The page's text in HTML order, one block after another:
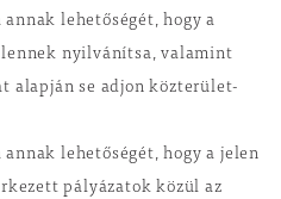
lehetőségét, hogy a
nyilvánítsa, valamint
alapján se adjon közterület-
lehetőségét, hogy a jelen
pályázatok közül az